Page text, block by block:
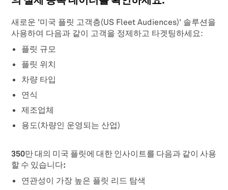
새로운 '미국 플릿 고객층(US Fleet Audiences)' 솔루션을
사용하여 다음과 같이 고객을 정제하고 타겟팅하세요:
플릿 규모
플릿 위치
차량 타입
연식
제조업체
용도(차량인 운영되는 산업)
350만 대의 미국 플릿에 대한 인사이트를 다음과 같이 사용
할 수 있습니다:
연관성이 가장 높은 플릿 리드 탐색